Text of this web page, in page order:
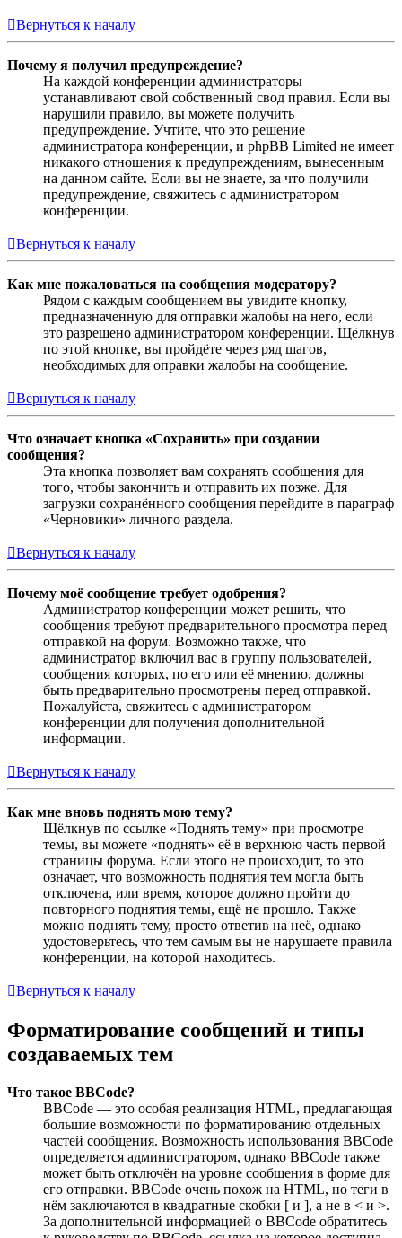
Вернуться к началу
Почему я получил предупреждение?
На каждой конференции администраторы
устанавливают свой собственный свод правил. Если вы
нарушили правило, вы можете получить
предупреждение. Учтите, что это решение
администратора конференции, и phpBB Limited не имеет
никакого отношения к предупреждениям, вынесенным
на данном сайте. Если вы не знаете, за что получили
предупреждение, свяжитесь с администратором
конференции.
Вернуться к началу
Как мне пожаловаться на сообщения модератору?
Рядом с каждым сообщением вы увидите кнопку,
предназначенную для отправки жалобы на него, если
это разрешено администратором конференции. Щёлкнув
по этой кнопке, вы пройдёте через ряд шагов,
необходимых для оправки жалобы на сообщение.
Вернуться к началу
Что означает кнопка «Сохранить» при создании
сообщения?
Эта кнопка позволяет вам сохранять сообщения для
того, чтобы закончить и отправить их позже. Для
загрузки сохранённого сообщения перейдите в параграф
«Черновики» личного раздела.
Вернуться к началу
Почему моё сообщение требует одобрения?
Администратор конференции может решить, что
сообщения требуют предварительного просмотра перед
отправкой на форум. Возможно также, что
администратор включил вас в группу пользователей,
сообщения которых, по его или её мнению, должны
быть предварительно просмотрены перед отправкой.
Пожалуйста, свяжитесь с администратором
конференции для получения дополнительной
информации.
Вернуться к началу
Как мне вновь поднять мою тему?
Щёлкнув по ссылке «Поднять тему» при просмотре
темы, вы можете «поднять» её в верхнюю часть первой
страницы форума. Если этого не происходит, то это
означает, что возможность поднятия тем могла быть
отключена, или время, которое должно пройти до
повторного поднятия темы, ещё не прошло. Также
можно поднять тему, просто ответив на неё, однако
удостоверьтесь, что тем самым вы не нарушаете правила
конференции, на которой находитесь.
Вернуться к началу
Форматирование сообщений и типы
создаваемых тем
Что такое BBCode?
BBCode — это особая реализация HTML, предлагающая
большие возможности по форматированию отдельных
частей сообщения. Возможность использования BBCode
определяется администратором, однако BBCode также
может быть отключён на уровне сообщения в форме для
его отправки. BBCode очень похож на HTML, но теги в
нём заключаются в квадратные скобки [ и ], а не в < и >.
За дополнительной информацией о BBCode обратитесь